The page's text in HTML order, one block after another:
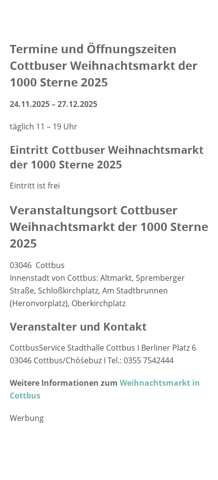
Termine und Öffnungszeiten
Cottbuser Weihnachtsmarkt der
1000 Sterne 2025
24.11.2025 – 27.12.2025
täglich 11 – 19 Uhr
Eintritt Cottbuser Weihnachtsmarkt
der 1000 Sterne 2025
Eintritt ist frei
Veranstaltungsort Cottbuser
Weihnachtsmarkt der 1000 Sterne
2025
03046 Cottbus
Innenstadt von Cottbus: Altmarkt, Spremberger
Straße, Schloßkirchplatz, Am Stadtbrunnen
(Heronvorplatz), Oberkirchplatz
Veranstalter und Kontakt
CottbusService Stadthalle Cottbus I Berliner Platz 6
03046 Cottbus/Chóśebuz I Tel.: 0355 7542444
Weitere Informationen zum Weihnachtsmarkt in
Cottbus
Werbung